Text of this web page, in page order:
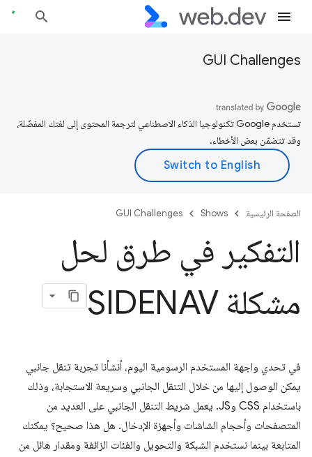
GUI Challenges
تستخدم Google تكنولوجيا الذكاء الاصطناعي لترجمة المحتوى إلى لغتك المفضّلة،
وقد تتضمّن بعض الأخطاء.
الصفحة الرئيسية Shows
GUI Challenges
التفكير في طرق لحل
مشكلة SIDENAV
في تحدي واجهة المستخدم الرسومية اليوم، أنشأنا تجربة تنقل جانبي
يمكن الوصول إليها من خلال التنقل الجانبي وسريعة الاستجابة، وذلك
باستخدام CSS وJS. يعمل شريط التنقل الجانبي على العديد من
المتصفحات وأحجام الشاشات وأجهزة الإدخال. هل هذا صحيح؟ يمكنك
المتابعة بينما نستخدم الشبكة والتحويل والفئات الزائفة ومقدار هائل من